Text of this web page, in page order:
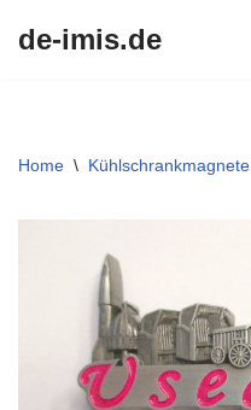
de-imis.de
Home \ Kühlschrankmagnete